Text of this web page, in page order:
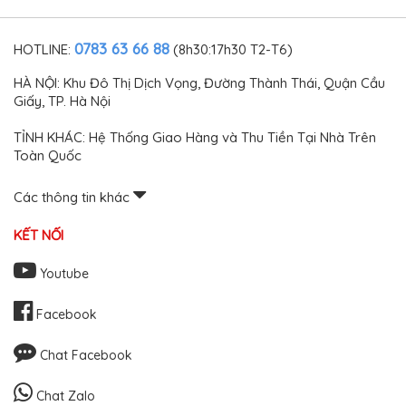
HOTLINE: 0783 63 66 88 (8h30:17h30 T2-T6)
HÀ NỘI: Khu Đô Thị Dịch Vọng, Đường Thành Thái, Quận Cầu
Giấy, TP. Hà Nội
TỈNH KHÁC: Hệ Thống Giao Hàng và Thu Tiền Tại Nhà Trên
Toàn Quốc
Các thông tin khác
KẾT NỐI
Youtube
Facebook
Chat Facebook
Chat Zalo